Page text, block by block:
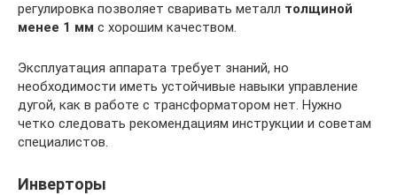
регулировка позволяет сваривать металл толщиной
менее 1 мм с хорошим качеством.
Эксплуатация аппарата требует знаний, но
необходимости иметь устойчивые навыки управление
дугой, как в работе с трансформатором нет. Нужно
четко следовать рекомендациям инструкции и советам
специалистов.
Инверторы